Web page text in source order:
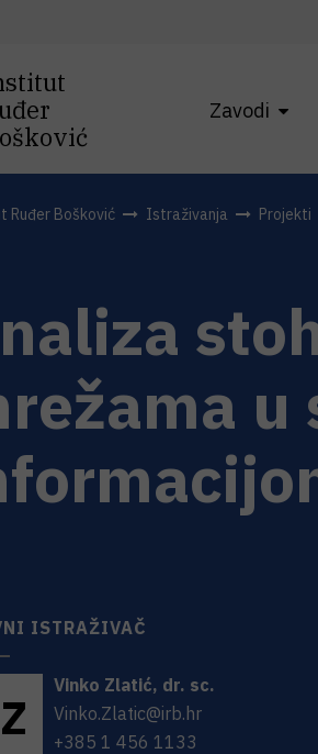
Zavodi
Ruđer Bošković Istraživanja Projekti
u
ISTRAŽIVAČ
Z
Vinko Zlatić, dr. sc.
Vinko.Zlatic@irb.hr
+385 1 456 1133